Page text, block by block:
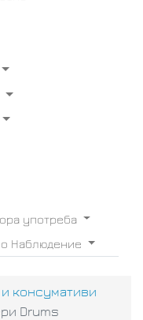
употреба
Наблюдение
консумативи
Drums